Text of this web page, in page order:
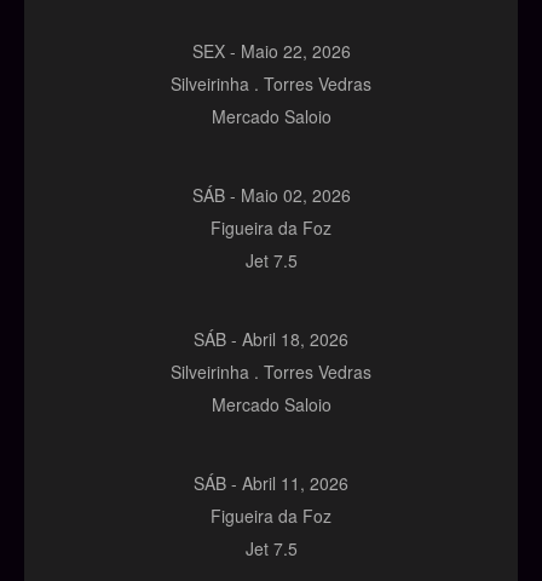
SEX - Maio 22, 2026
Silveirinha . Torres Vedras
Mercado Saloio
SÁB - Maio 02, 2026
Figueira da Foz
Jet 7.5
SÁB - Abril 18, 2026
Silveirinha . Torres Vedras
Mercado Saloio
SÁB - Abril 11, 2026
Figueira da Foz
Jet 7.5